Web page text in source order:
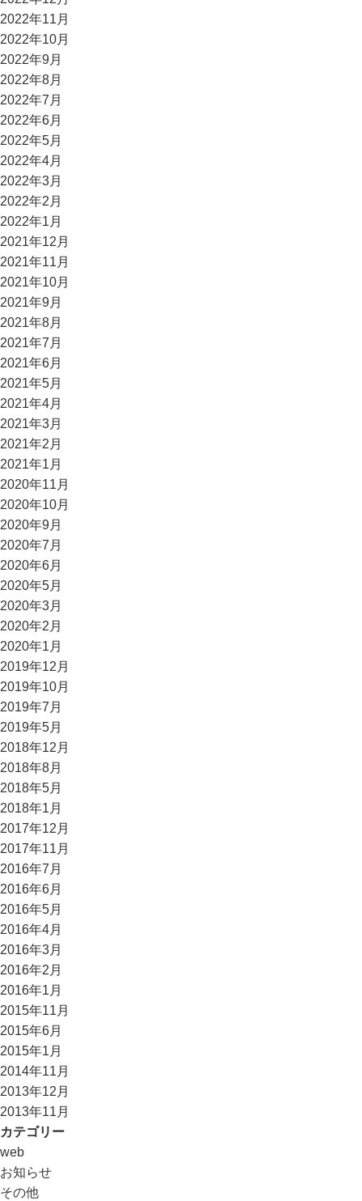
2022年11月
2022年10月
2022年9月
2022年8月
2022年7月
2022年6月
2022年5月
2022年4月
2022年3月
2022年2月
2022年1月
2021年12月
2021年11月
2021年10月
2021年9月
2021年8月
2021年7月
2021年6月
2021年5月
2021年4月
2021年3月
2021年2月
2021年1月
2020年11月
2020年10月
2020年9月
2020年7月
2020年6月
2020年5月
2020年3月
2020年2月
2020年1月
2019年12月
2019年10月
2019年7月
2019年5月
2018年12月
2018年8月
2018年5月
2018年1月
2017年12月
2017年11月
2016年7月
2016年6月
2016年5月
2016年4月
2016年3月
2016年2月
2016年1月
2015年11月
2015年6月
2015年1月
2014年11月
2013年12月
2013年11月
カテゴリー
web
お知らせ
その他